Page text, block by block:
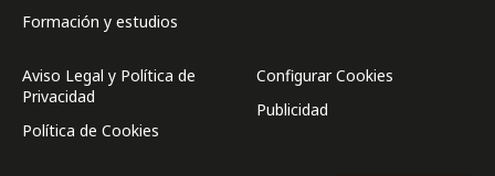
Formación y estudios
Aviso Legal y Política de
Privacidad
Política de Cookies
Configurar Cookies
Publicidad